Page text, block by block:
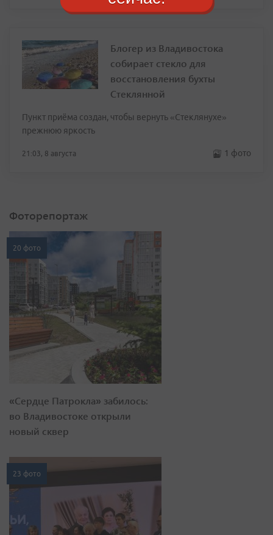
Блогер из Владивостока
собирает стекло для
восстановления бухты
Стеклянной
Пункт приёма создан, чтобы вернуть «Стеклянухе»
прежнюю яркость
21:03, 8 августа 1 фото
Фоторепортаж
20 фото
«Сердце Патрокла» забилось:
во Владивостоке открыли
новый сквер
23 фото